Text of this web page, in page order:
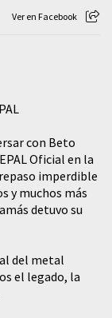
Ver en Facebook
con Beto
Oficial en la
imperdible
y muchos más
detuvo su
del metal
el legado, la